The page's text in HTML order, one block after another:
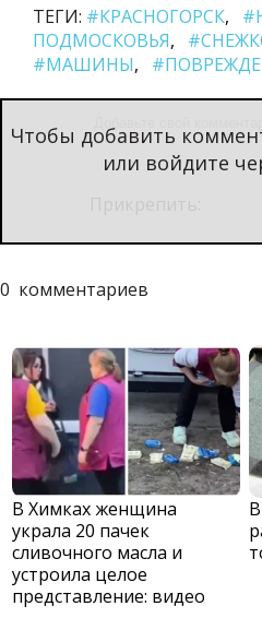
ТЕГИ: #КРАСНОГОРСК
ПОДМОСКОВЬЯ
#МАШИНЫ
Чтобы добавить
или войдите
0 комментариев
В Химках женщина
украла 20 пачек
сливочного масла и
устроила целое
представление: видео